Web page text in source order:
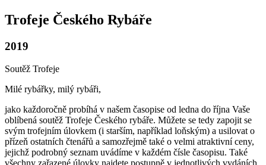
Trofeje Českého Rybáře
2019
Soutěž Trofeje
Milé rybářky, milý rybáři,
jako každoročně probíhá v našem časopise od ledna do října Vaše
oblíbená soutěž Trofeje Českého rybáře. Můžete se tedy zapojit se
svým trofejním úlovkem (i starším, například loňským) a usilovat o
přízeň ostatních čtenářů a samozřejmě také o velmi atraktivní ceny,
jejichž podrobný seznam uvádíme v každém čísle časopisu. Také